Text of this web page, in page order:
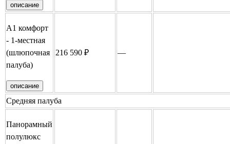
описание
А1 комфорт
- 1-местная
(шлюпочная
палуба)
описание
216 590 ₽ —
Средняя палуба
Панорамный
полулюкс